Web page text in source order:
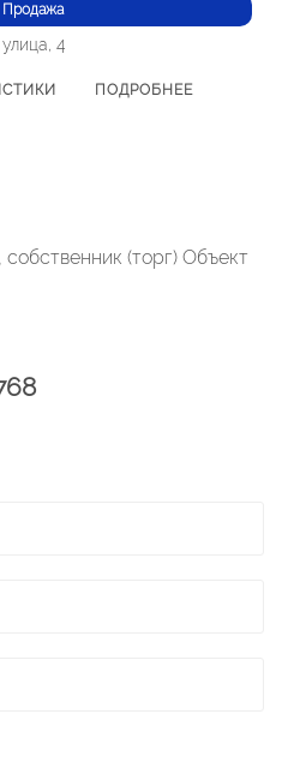
Продажа
4
ПОДРОБНЕЕ
(торг) Объект